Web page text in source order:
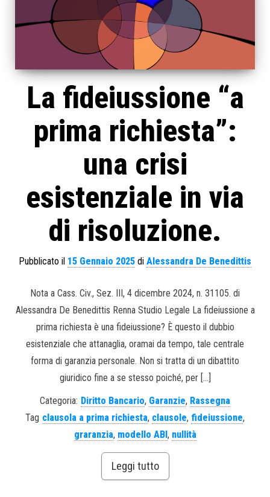
La fideiussione “a
prima richiesta”:
una crisi
esistenziale in via
di risoluzione.
Pubblicato il 15 Gennaio 2025 di Alessandra De Benedittis
Nota a Cass. Civ., Sez. III, 4 dicembre 2024, n. 31105. di
Alessandra De Benedittis Renna Studio Legale La fideiussione a
prima richiesta è una fideiussione? È questo il dubbio
esistenziale che attanaglia, oramai da tempo, tale centrale
forma di garanzia personale. Non si tratta di un dibattito
giuridico fine a se stesso poiché, per […]
Categoria: Diritto Bancario, Garanzie, Rassegna
Tag clausola a prima richiesta, clausole, fideiussione,
graranzia, modello ABI, nullità
Leggi tutto